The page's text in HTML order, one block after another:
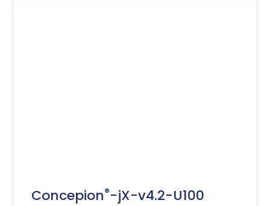
Concepion®-jX-v4.2-U100